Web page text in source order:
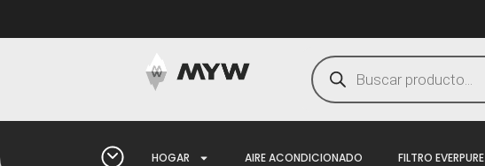
HOGAR AIRE ACONDICIONADO FILTRO EVERPURE